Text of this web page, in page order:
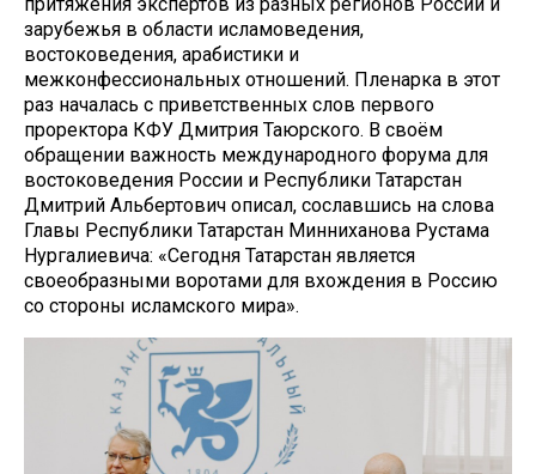
зарубежья в области исламоведения,
востоковедения, арабистики и
межконфессиональных отношений. Пленарка в этот
раз началась с приветственных слов первого
проректора КФУ Дмитрия Таюрского. В своём
обращении важность международного форума для
востоковедения России и Республики Татарстан
Дмитрий Альбертович описал, сославшись на слова
Главы Республики Татарстан Минниханова Рустама
Нургалиевича: «Сегодня Татарстан является
своеобразными воротами для вхождения в Россию
со стороны исламского мира».